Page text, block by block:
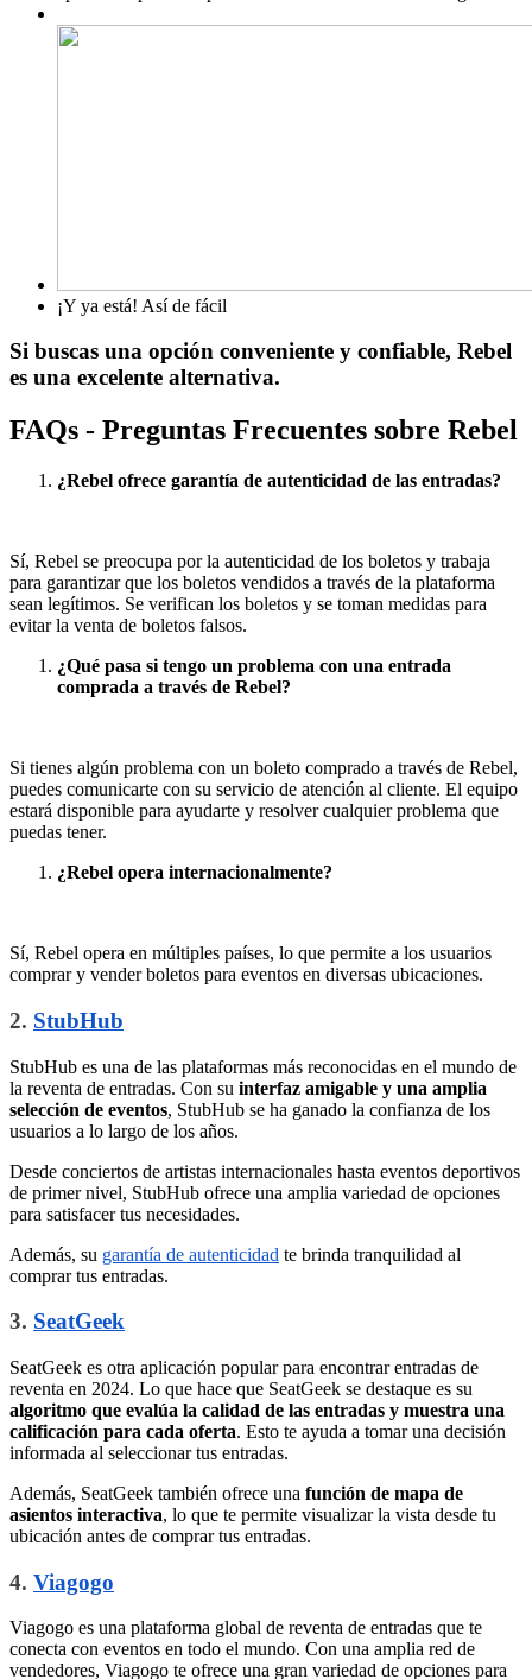
¡Y ya está! Así de fácil
Si buscas una opción conveniente y confiable, Rebel
es una excelente alternativa.
FAQs - Preguntas Frecuentes sobre Rebel
¿Rebel ofrece garantía de autenticidad de las entradas?
Sí, Rebel se preocupa por la autenticidad de los boletos y trabaja
para garantizar que los boletos vendidos a través de la plataforma
sean legítimos. Se verifican los boletos y se toman medidas para
evitar la venta de boletos falsos.
¿Qué pasa si tengo un problema con una entrada
comprada a través de Rebel?
Si tienes algún problema con un boleto comprado a través de Rebel,
puedes comunicarte con su servicio de atención al cliente. El equipo
estará disponible para ayudarte y resolver cualquier problema que
puedas tener.
¿Rebel opera internacionalmente?
Sí, Rebel opera en múltiples países, lo que permite a los usuarios
comprar y vender boletos para eventos en diversas ubicaciones.
2. StubHub
StubHub es una de las plataformas más reconocidas en el mundo de
la reventa de entradas. Con su interfaz amigable y una amplia
selección de eventos, StubHub se ha ganado la confianza de los
usuarios a lo largo de los años.
Desde conciertos de artistas internacionales hasta eventos deportivos
de primer nivel, StubHub ofrece una amplia variedad de opciones
para satisfacer tus necesidades.
Además, su garantía de autenticidad te brinda tranquilidad al
comprar tus entradas.
3. SeatGeek
SeatGeek es otra aplicación popular para encontrar entradas de
reventa en 2024. Lo que hace que SeatGeek se destaque es su
algoritmo que evalúa la calidad de las entradas y muestra una
calificación para cada oferta. Esto te ayuda a tomar una decisión
informada al seleccionar tus entradas.
Además, SeatGeek también ofrece una función de mapa de
asientos interactiva, lo que te permite visualizar la vista desde tu
ubicación antes de comprar tus entradas.
4. Viagogo
Viagogo es una plataforma global de reventa de entradas que te
conecta con eventos en todo el mundo. Con una amplia red de
vendedores, Viagogo te ofrece una gran variedad de opciones para